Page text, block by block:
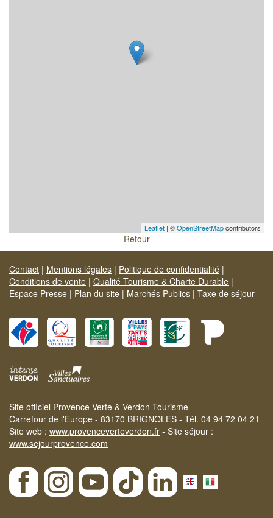
Leaflet | ©OpenStreetMapcontributors
Retour
Contact | Mentions légales | Politique de confidentialité |
Conditions de vente | Qualité Tourisme & Charte Durable |
Espace Presse | Plan du site | Marchés Publics | Taxe de séjour
Site officiel Provence Verte & Verdon Tourisme
Carrefour de l'Europe - 83170 BRIGNOLES - Tél. 04 94 72 04 21
Site web : www.provenceverteverdon.fr - Site séjour :
www.sejourprovence.com